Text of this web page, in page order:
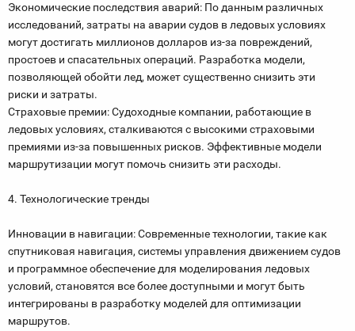
Экономические последствия аварий: По данным различных
исследований, затраты на аварии судов в ледовых условиях
могут достигать миллионов долларов из-за повреждений,
простоев и спасательных операций. Разработка модели,
позволяющей обойти лед, может существенно снизить эти
риски и затраты.
Страховые премии: Судоходные компании, работающие в
ледовых условиях, сталкиваются с высокими страховыми
премиями из-за повышенных рисков. Эффективные модели
маршрутизации могут помочь снизить эти расходы.
4. Технологические тренды
Инновации в навигации: Современные технологии, такие как
спутниковая навигация, системы управления движением судов
и программное обеспечение для моделирования ледовых
условий, становятся все более доступными и могут быть
интегрированы в разработку моделей для оптимизации
маршрутов.